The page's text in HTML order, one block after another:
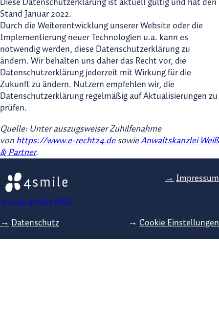
Stand Januar 2022.
Durch die Weiterentwicklung unserer Website oder die
Implementierung neuer Technologien u.a. kann es
notwendig werden, diese Datenschutzerklärung zu
ändern. Wir behalten uns daher das Recht vor, die
Datenschutzerklärung jederzeit mit Wirkung für die
Zukunft zu ändern. Nutzern empfehlen wir, die
Datenschutzerklärung regelmäßig auf Aktualisierungen zu
prüfen.
Quelle: Unter auszugsweiser Zuhilfenahme
vonhttps://www.e-recht24.desowieAnwaltskanzlei Weiß
& Partner.
© 2026 4smile MVZ
Impressum
Datenschutz Cookie Einstellungen